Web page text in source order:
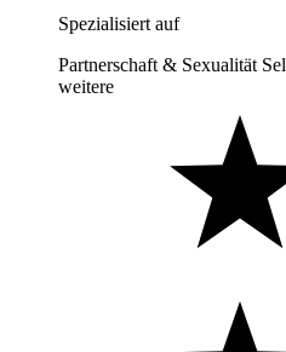
Spezialisiert auf
Partnerschaft & Sexualität
weitere